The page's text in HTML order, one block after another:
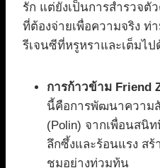
รัก แต่ยังเป็นการสำรวจตั
ที่ต้องจ่ายเพื่อความจริง ท่
รีเจนซีที่หรูหราและเต็มไป
การก้าวข้าม Friend
นี้คือการพัฒนาความ
(Polin) จากเพื่อนสนิ
ลึกซึ้งและร้อนแรง สร้
ชมอย่างท่วมท้น